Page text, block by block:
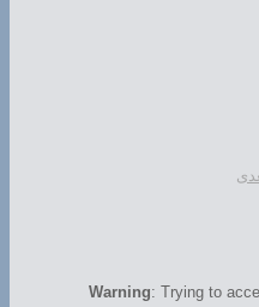
Warning: Trying to